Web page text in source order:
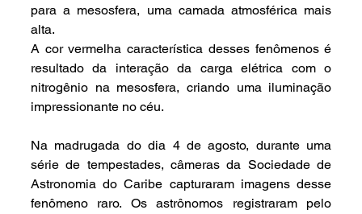
para a mesosfera, uma camada atmosférica mais
alta.
A cor vermelha característica desses fenômenos é
resultado da interação da carga elétrica com o
nitrogênio na mesosfera, criando uma iluminação
impressionante no céu.
Na madrugada do dia 4 de agosto, durante uma
série de tempestades, câmeras da Sociedade de
Astronomia do Caribe capturaram imagens desse
fenômeno raro. Os astrônomos registraram pelo